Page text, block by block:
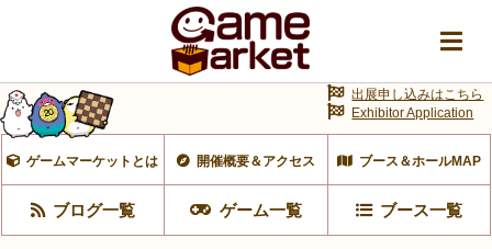
ゲームマーケットとは 開催概要＆アクセス ブース＆ホールMAP
ブログ一覧 ゲーム一覧 ブース一覧
出展申し込みはこちら
Exhibitor Application